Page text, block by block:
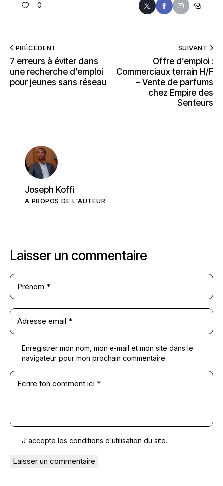
0
PRÉCÉDENT
7 erreurs à éviter dans
une recherche d’emploi
pour jeunes sans réseau
SUIVANT
Offre d’emploi :
Commerciaux terrain H/F
– Vente de parfums
chez Empire des
Senteurs
Joseph Koffi
A PROPOS DE L'AUTEUR
Laisser un commentaire
Enregistrer mon nom, mon e-mail et mon site dans le
navigateur pour mon prochain commentaire.
J'accepte les conditions d'utilisation du site.